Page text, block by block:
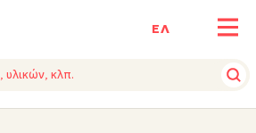
ΕΛ